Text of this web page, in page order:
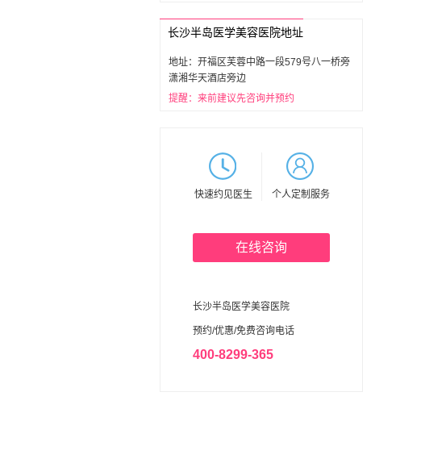
长沙半岛医学美容医院地址
地址：开福区芙蓉中路一段579号八一桥旁
潇湘华天酒店旁边
提醒：来前建议先咨询并预约
快速约见医生 个人定制服务
在线咨询
长沙半岛医学美容医院
预约/优惠/免费咨询电话
400-8299-365